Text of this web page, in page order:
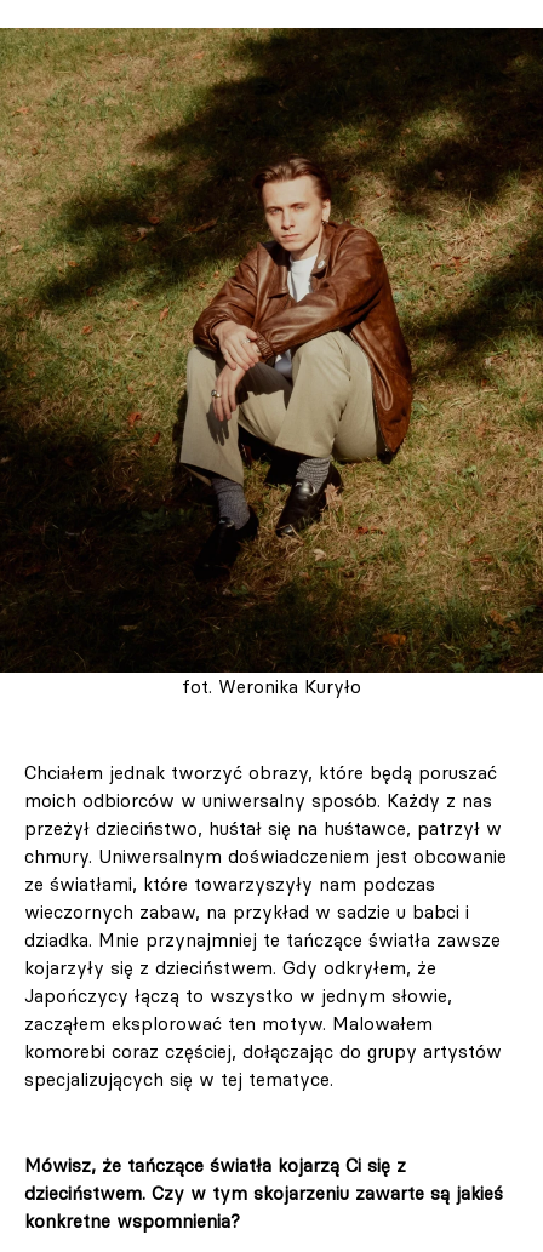
fot. Weronika Kuryło
Chciałem jednak tworzyć obrazy, które będą poruszać
moich odbiorców w uniwersalny sposób. Każdy z nas
przeżył dzieciństwo, huśtał się na huśtawce, patrzył w
chmury. Uniwersalnym doświadczeniem jest obcowanie
ze światłami, które towarzyszyły nam podczas
wieczornych zabaw, na przykład w sadzie u babci i
dziadka. Mnie przynajmniej te tańczące światła zawsze
kojarzyły się z dzieciństwem. Gdy odkryłem, że
Japończycy łączą to wszystko w jednym słowie,
zacząłem eksplorować ten motyw. Malowałem
komorebi coraz częściej, dołączając do grupy artystów
specjalizujących się w tej tematyce.
Mówisz, że tańczące światła kojarzą Ci się z
dzieciństwem. Czy w tym skojarzeniu zawarte są jakieś
konkretne wspomnienia?